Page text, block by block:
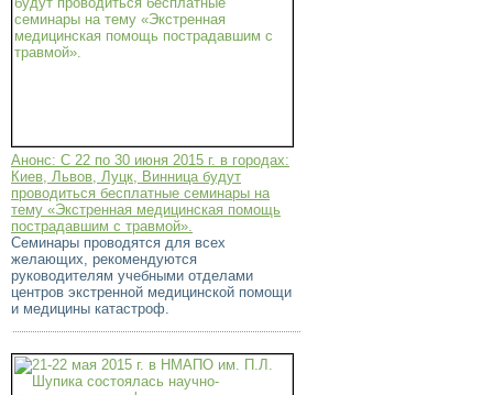
Анонс: С 22 по 30 июня 2015 г. в городах:
Киев, Львов, Луцк, Винница будут
проводиться бесплатные семинары на
тему «Экстренная медицинская помощь
пострадавшим с травмой».
Семинары проводятся для всех
желающих, рекомендуются
руководителям учебными отделами
центров экстренной медицинской помощи
и медицины катастроф.